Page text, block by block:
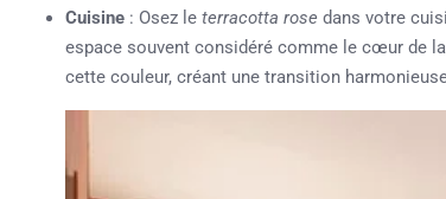
Cuisine : Osez le terracotta rose dans votre
espace souvent considéré comme le cœur de
cette couleur, créant une transition